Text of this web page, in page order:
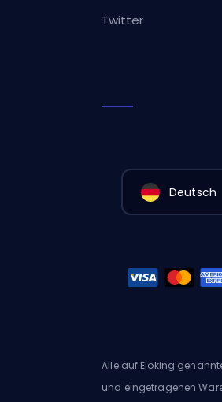
Twitter
Deutsch
Alle auf Eloking
und eingetragenen